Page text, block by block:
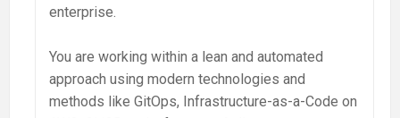
enterprise.
You are working within a lean and automated
approach using modern technologies and
methods like GitOps, Infrastructure-as-a-Code on